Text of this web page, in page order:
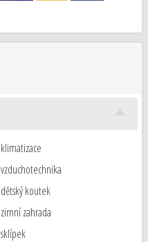
klimatizace
vzduchotechnika
dětský koutek
zimní zahrada
sklípek